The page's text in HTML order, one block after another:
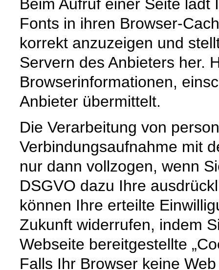
Beim Aufruf einer Seite
Fonts in ihren Browser-
korrekt anzuzeigen und
Servern des Anbieters her.
Browserinformationen,
Anbieter übermittelt.
Die Verarbeitung von
Verbindungsaufnahme mit
nur dann vollzogen, wenn
DSGVO dazu Ihre
können Ihre erteilte
Zukunft widerrufen, indem
Webseite bereitgestellte
Falls Ihr Browser keine